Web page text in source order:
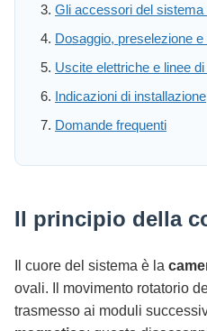
Gli accessori del sistema
Dosaggio, preselezione
Uscite elettriche e linee
Indicazioni di installazione
Domande frequenti
Il principio della
Il cuore del sistema è la
ovali. Il movimento rotatorio
trasmesso ai moduli